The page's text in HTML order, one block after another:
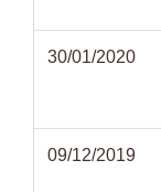
30/01/2020
09/12/2019